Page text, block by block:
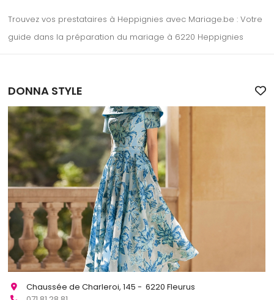
Trouvez vos prestataires à Heppignies avec Mariage.be : Votre
guide dans la préparation du mariage à 6220 Heppignies
DONNA STYLE
Chaussée de Charleroi, 145 - 6220 Fleurus